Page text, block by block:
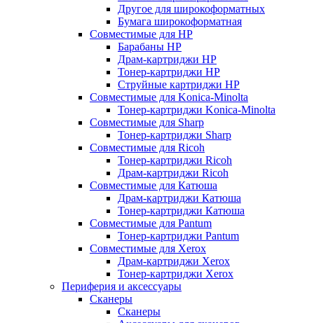
Другое для широкоформатных
Бумага широкоформатная
Совместимые для HP
Барабаны HP
Драм-картриджи HP
Тонер-картриджи HP
Струйные картриджи HP
Совместимые для Konica-Minolta
Тонер-картриджи Konica-Minolta
Совместимые для Sharp
Тонер-картриджи Sharp
Совместимые для Ricoh
Тонер-картриджи Ricoh
Драм-картриджи Ricoh
Совместимые для Катюша
Драм-картриджи Катюша
Тонер-картриджи Катюша
Совместимые для Pantum
Тонер-картриджи Pantum
Совместимые для Xerox
Драм-картриджи Xerox
Тонер-картриджи Xerox
Периферия и аксессуары
Сканеры
Сканеры